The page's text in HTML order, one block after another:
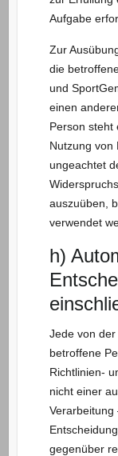
Aufgabe
Zur
die
und
einen
Person steht
Nutzung von
ungeachtet
auszuüben,
verwendet
h)
Jede von
betroffene
Richtlinien-
nicht einer
gegenüber